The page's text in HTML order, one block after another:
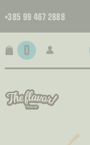
+385 99 467 2888
0